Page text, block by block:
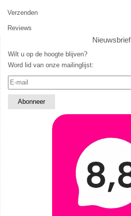
Verzenden
Reviews
Nieuwsbrief
Wilt u op de hoogte blijven?
Word lid van onze mailinglijst: